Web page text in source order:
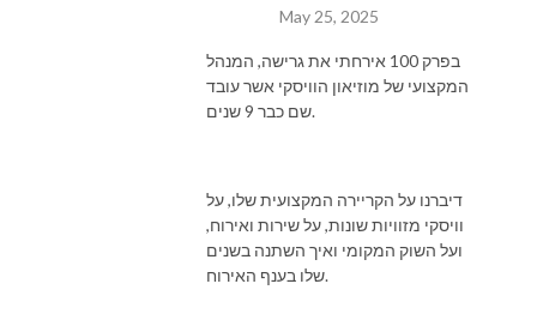
May 25, 2025
בפרק 100 אירחתי את גרישה, המנהל
המקצועי של מוזיאון הוויסקי אשר עובד
שם כבר 9 שנים.
דיברנו על הקריירה המקצועית שלו, על
וויסקי מזוויות שונות, על שירות ואירוח,
ועל השוק המקומי ואיך השתנה בשנים
שלו בענף האירוח.